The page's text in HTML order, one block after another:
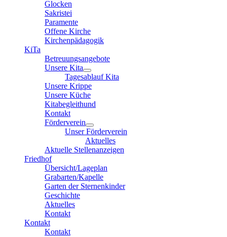
Glocken
Sakristei
Paramente
Offene Kirche
Kirchenpädagogik
KiTa
Betreuungsangebote
Unsere Kita
Tagesablauf Kita
Unsere Krippe
Unsere Küche
Kitabegleithund
Kontakt
Förderverein
Unser Förderverein
Aktuelles
Aktuelle Stellenanzeigen
Friedhof
Übersicht/Lageplan
Grabarten/Kapelle
Garten der Sternenkinder
Geschichte
Aktuelles
Kontakt
Kontakt
Kontakt